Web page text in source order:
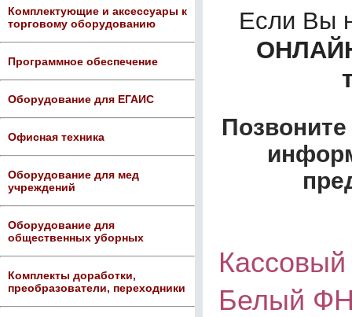
Комплектующие и аксессуары к
торговому оборудованию
Программное обеспечение
Оборудование для ЕГАИС
Офисная техника
Оборудование для мед
учреждений
Оборудование для
общественных уборных
Комплекты доработки,
преобразователи, переходники
Если Вы
Белый